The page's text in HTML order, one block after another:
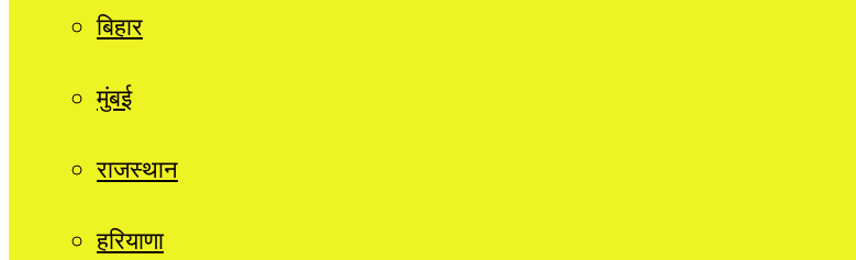
बिहार
मुंबई
राजस्थान
हरियाणा